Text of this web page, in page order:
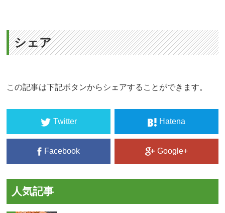
シェア
この記事は下記ボタンからシェアすることができます。
Twitter Hatena
Facebook Google+
人気記事